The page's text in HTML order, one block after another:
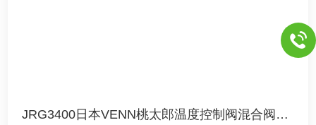
JRG3400日本VENN桃太郎温度控制阀混合阀供应截止阀